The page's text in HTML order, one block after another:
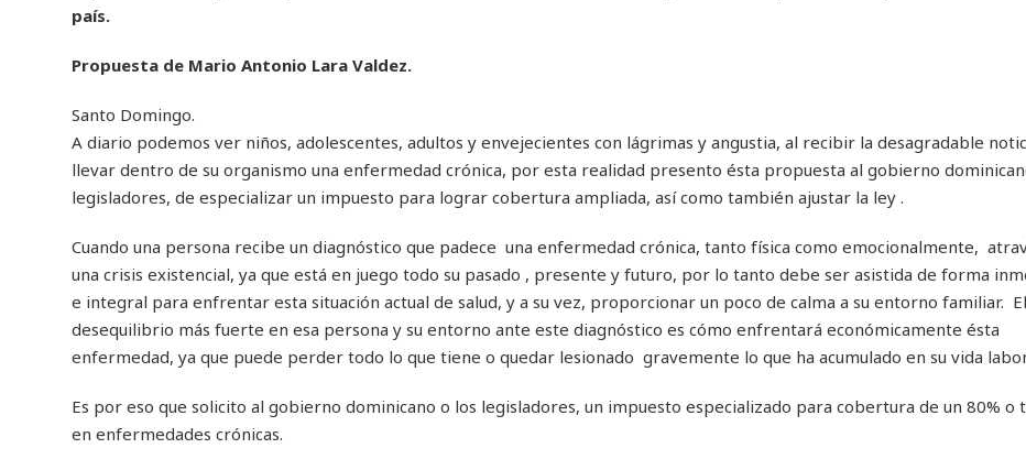
país.
Propuesta de Mario Antonio Lara Valdez.
Santo Domingo.
A diario podemos ver niños, adolescentes, adultos y envejecientes con lágrimas y angustia, al recibir la desagradable
llevar dentro de su organismo una enfermedad crónica, por esta realidad presento ésta propuesta al gobierno
legisladores, de especializar un impuesto para lograr cobertura ampliada, así como también ajustar la ley .
Cuando una persona recibe un diagnóstico que padece una enfermedad crónica, tanto física como emocionalmente,
una crisis existencial, ya que está en juego todo su pasado , presente y futuro, por lo tanto debe ser asistida de forma
e integral para enfrentar esta situación actual de salud, y a su vez, proporcionar un poco de calma a su entorno familiar. El
desequilibrio más fuerte en esa persona y su entorno ante este diagnóstico es cómo enfrentará económicamente ésta
enfermedad, ya que puede perder todo lo que tiene o quedar lesionado gravemente lo que ha acumulado en su vida
Es por eso que solicito al gobierno dominicano o los legisladores, un impuesto especializado para cobertura de un 80% o
en enfermedades crónicas.